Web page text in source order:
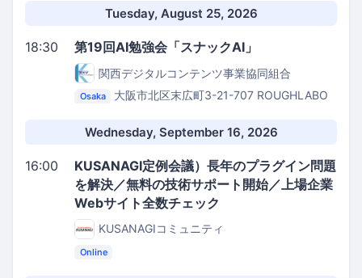
Tuesday, August 25, 2026
18:30 第19回AI勉強会「スナックAI」
関西デジタルコンテンツ事業協同組合
Osaka 大阪市北区末広町3-21-707 ROUGHLABO
Wednesday, September 16, 2026
16:00
KUSANAGI定例会議）長年のプラグイン問題
を解決／無料の技術サポート開始／上場企業
Webサイト全数チェック
KUSANAGIコミュニティ
Online